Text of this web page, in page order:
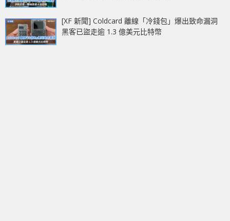
[XF 新聞] Coldcard 離線「冷錢包」爆出致命漏洞
黑客已盜走逾 1.3 億美元比特幣